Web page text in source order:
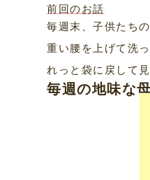
前回のお話
毎週末、子供たち
重い腰を上げて洗
れっと袋に戻して
毎週の地味な